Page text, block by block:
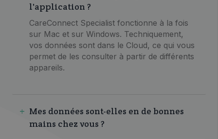
l'application ?
CareConnect Specialist fonctionne à la fois
sur Mac et sur Windows. Techniquement,
vos données sont dans le Cloud, ce qui vous
permet de les consulter à partir de différents
appareils.
Mes données sont-elles en de bonnes
mains chez vous ?